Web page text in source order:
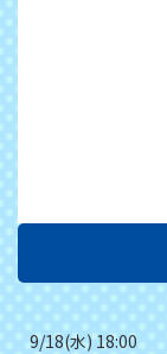
9/18(水) 18:00